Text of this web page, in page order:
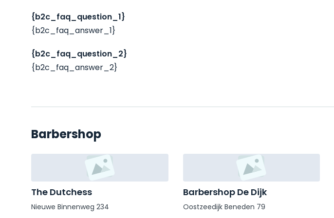
{b2c_faq_question_1}
{b2c_faq_answer_1}
{b2c_faq_question_2}
{b2c_faq_answer_2}
Barbershop
The Dutchess
Nieuwe Binnenweg 234
Barbershop De Dijk
Oostzeedijk Beneden 79